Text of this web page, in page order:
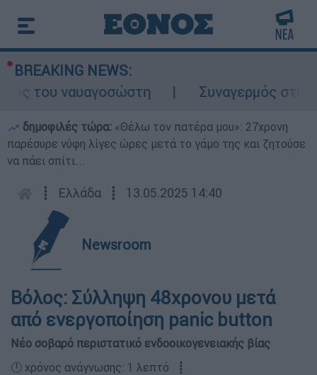
BREAKING NEWS:
του ναυαγοσώστη
Συναγερμός στην
δημοφιλές τώρα: «Θέλω τον πατέρα μου»: 27χρονη
παρέσυρε νύφη λίγες ώρες μετά το γάμο της και ζητούσε
να πάει σπίτι...
┋ Ελλάδα ┋ 13.05.2025 14:40
Newsroom
Βόλος: Σύλληψη 48χρονου μετά
από ενεργοποίηση panic button
Νέο σοβαρό περιστατικό ενδοοικογενειακής βίας
🕛 χρόνος ανάγνωσης: 1 λεπτό ┋